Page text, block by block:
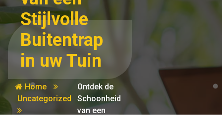
Stijlvolle
Buitentrap
in uw Tuin
Home
Uncategorized
Ontdek de
Schoonheid
van een